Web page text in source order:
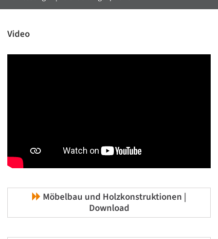
Video
Möbelbau und Holzkonstruktionen |
Download